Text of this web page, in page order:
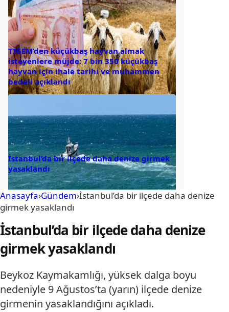
TİGEM’den küçükbaş hayvan almak
isteyenlere müjde: 7 bin 350 küçükbaş
hayvan için ihale tarihi ve muhammen
bedeli açıklandı
İstanbul’da bir ilçede daha denize girmek
yasaklandı
Anasayfa›Gündem›İstanbul’da bir ilçede daha denize
girmek yasaklandı
İstanbul’da bir ilçede daha denize
girmek yasaklandı
Beykoz Kaymakamlığı, yüksek dalga boyu
nedeniyle 9 Ağustos’ta (yarın) ilçede denize
girmenin yasaklandığını açıkladı.